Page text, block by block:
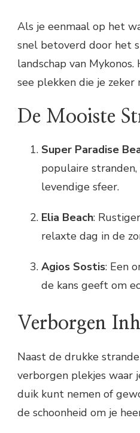
Als je eenmaal op het
snel betoverd door het
landschap van
see plekken die je zeker
De Mooiste
Super Paradise
populaire
levendige sfeer.
Elia Beach:
relaxte dag in de
Agios Sostis: Een
de kans geeft om
Verborgen
Naast de drukke
verborgen plekjes waar
duik kunt nemen of
de schoonheid om je